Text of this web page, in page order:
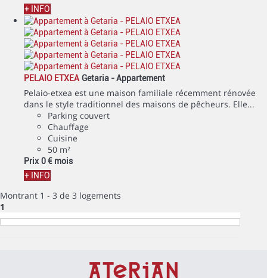
+ INFO
PELAIO ETXEA Getaria -Appartement
Pelaio-etxea est une maison familiale récemment rénovée
dans le style traditionnel des maisons de pêcheurs. Elle...
Parking couvert
Chauffage
Cuisine
50 m²
Prix 0 € mois
+ INFO
Montrant 1 - 3 de 3 logements
1